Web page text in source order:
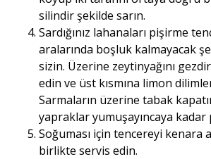
silindir şekilde sarın.
Sardığınız lahanaları pişirme
aralarında boşluk kalmayacak
sizin. Üzerine zeytinyağını
edin ve üst kısmına limon
Sarmaların üzerine tabak
yapraklar yumuşayıncaya kadar
Soğuması için tencereyi kenara
birlikte servis edin.